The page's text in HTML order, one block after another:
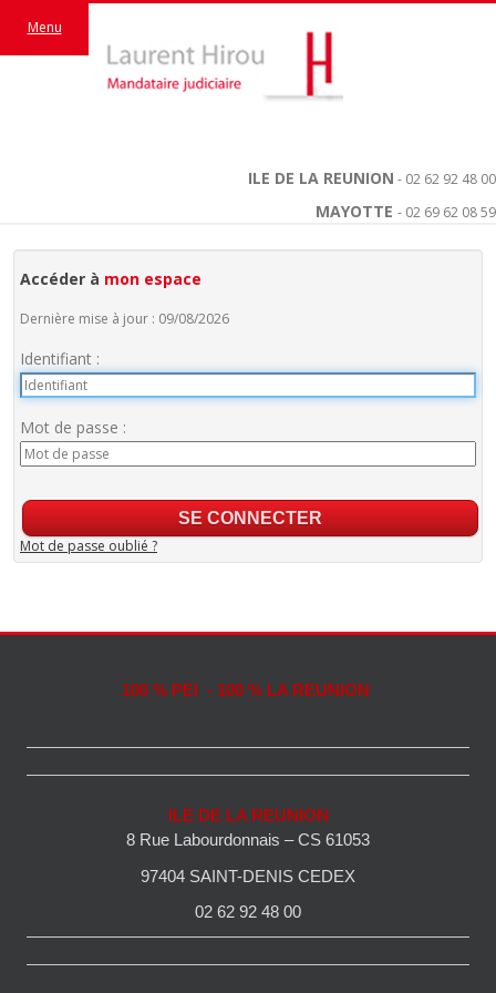
ILE DE LA REUNION - 02 62 92 48 00
MAYOTTE - 02 69 62 08 59
Menu
Accéder à mon espace
Dernière mise à jour : 09/08/2026
Identifiant :
Mot de passe :
Mot de passe oublié ?
100 % PEI - 100 % LA REUNION
ILE DE LA REUNION
8 Rue Labourdonnais – CS 61053
97404 SAINT-DENIS CEDEX
02 62 92 48 00